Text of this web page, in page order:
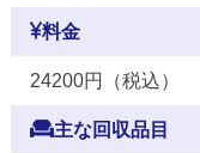
料金
24200円（税込）
主な回収品目